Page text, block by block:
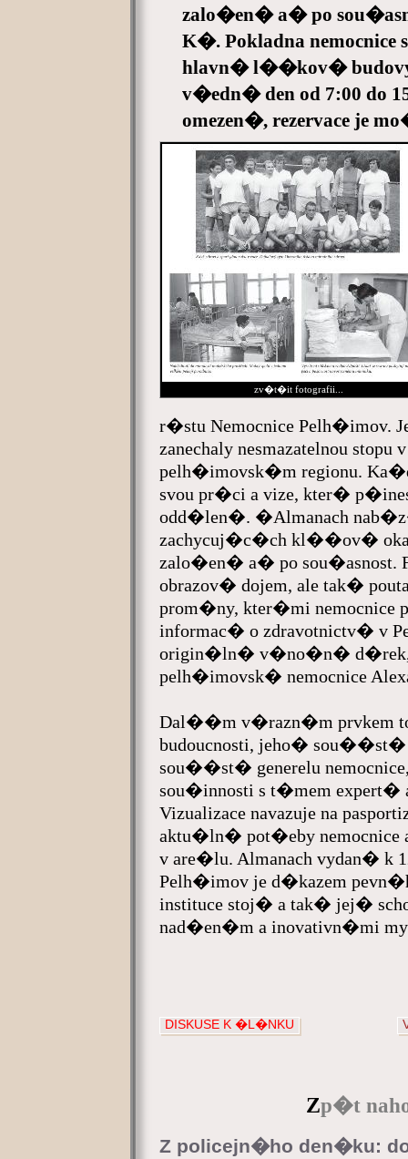
zalo�en� a� po
K�. Pokladna
hlavn� l��kov�
v�edn� den od 7:00 do
omezen�, rezervace je
zv�t�it fotografii...
r�stu Nemocnice Pelh�imov.
zanechaly nesmazatelnou
pelh�imovsk�m regionu.
svou pr�ci a vize, kter�
odd�len�. �Almanach
zachycuj�c�ch kl��ov�
zalo�en� a� po
obrazov� dojem, ale tak�
prom�ny, kter�mi nemocnice
informac� o zdravotnictv� v
origin�ln� v�no�n�
pelh�imovsk� nemocnice
Dal��m v�razn�m prvkem
budoucnosti, jeho� sou��st�
sou��st� generelu
sou�innosti s t�mem expert�
Vizualizace navazuje na
aktu�ln� pot�eby
v are�lu. Almanach vydan� k
Pelh�imov je d�kazem
instituce stoj� a tak� jej�
nad�en�m a inovativn�mi
DISKUSE K �L�NKU
Zp�t
Z policejn�ho den�ku: